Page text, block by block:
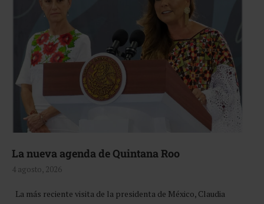
La nueva agenda de Quintana Roo
4 agosto, 2026
La más reciente visita de la presidenta de México, Claudia